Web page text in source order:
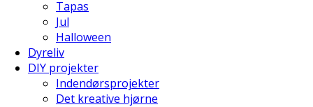
Tapas
Jul
Halloween
Dyreliv
DIY projekter
Indendørsprojekter
Det kreative hjørne